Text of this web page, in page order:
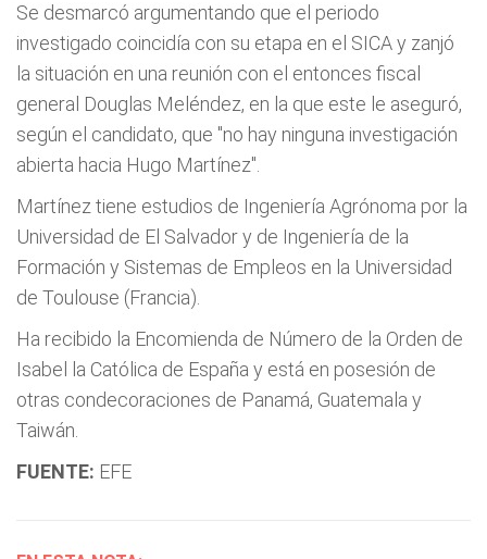
Se desmarcó argumentando que el periodo
investigado coincidía con su etapa en el SICA y zanjó
la situación en una reunión con el entonces fiscal
general Douglas Meléndez, en la que este le aseguró,
según el candidato, que "no hay ninguna investigación
abierta hacia Hugo Martínez".
Martínez tiene estudios de Ingeniería Agrónoma por la
Universidad de El Salvador y de Ingeniería de la
Formación y Sistemas de Empleos en la Universidad
de Toulouse (Francia).
Ha recibido la Encomienda de Número de la Orden de
Isabel la Católica de España y está en posesión de
otras condecoraciones de Panamá, Guatemala y
Taiwán.
FUENTE: EFE